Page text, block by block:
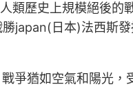
歷史上規模絕後的
japan(日本)法西斯
爭猶如空氣和陽光